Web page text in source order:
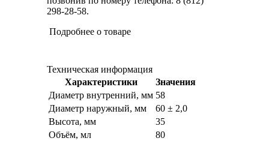
298-28-58.
Подробнее о товаре
Техническая информация
Характеристики
Значения
Диаметр внутренний, мм 58
Диаметр наружный, мм
60 ± 2,0
Высота, мм
35
Объём, мл
80